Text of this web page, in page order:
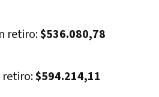
retiro:$536.080,78
retiro:$594.214,11